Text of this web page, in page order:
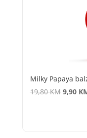
Milky Papaya
19,80KM Izvorna
9,90